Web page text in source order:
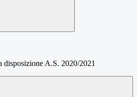
disposizione A.S. 2020/2021